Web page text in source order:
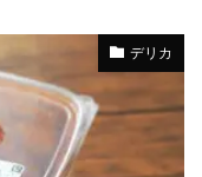
デリカ